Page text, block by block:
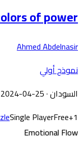
of power
Ahmed Abdelnasir
نموذج أولي
السودان·
2024-04-25
Single PlayerFree+1
Emotional Flow